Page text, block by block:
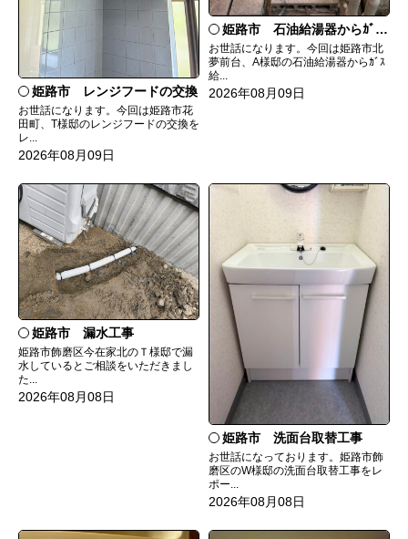
姫路市 レンジフードの交換
お世話になります。今回は姫路市花
田町、T様邸のレンジフードの交換を
レ...
2026年08月09日
姫路市 石油給湯器からｶﾞｽ給湯器へ取替
お世話になります。今回は姫路市北
夢前台、A様邸の石油給湯器からｶﾞｽ
給...
2026年08月09日
姫路市 漏水工事
姫路市飾磨区今在家北のＴ様邸で漏
水しているとご相談をいただきまし
た...
2026年08月08日
姫路市 洗面台取替工事
お世話になっております。姫路市飾
磨区のW様邸の洗面台取替工事をレ
ポー...
2026年08月08日